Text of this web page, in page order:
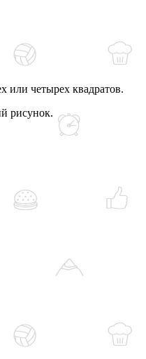
или четырех квадратов.
рисунок.